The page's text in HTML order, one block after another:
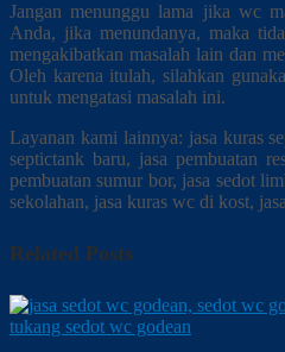
Jangan menunggu lama jika wc
Anda, jika menundanya, maka
mengakibatkan masalah lain dan
Oleh karena itulah, silahkan
untuk mengatasi masalah ini.
Layanan kami lainnya: jasa kuras
septictank baru, jasa pembuatan
pembuatan sumur bor, jasa sedot
sekolahan, jasa kuras wc di kost,
Related Posts